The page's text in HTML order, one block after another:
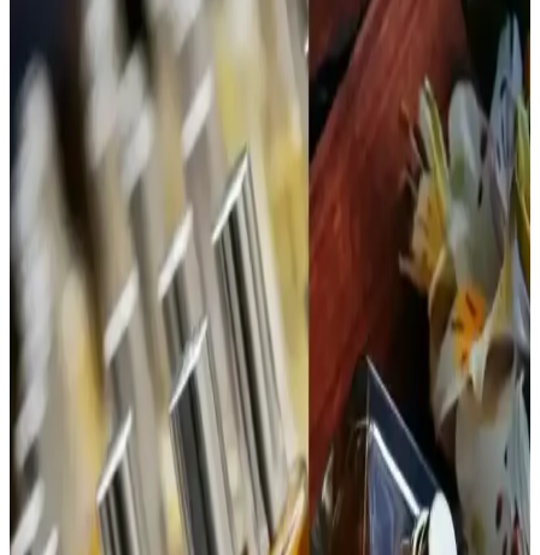
Calvin Klein Contradiction Edp 100 Ml Kadın
Parfümü: Modern ve Kalıcı Çiçeksi Odunsu Koku
Calvin Klein'in Contradiction Edp 100 Ml kadın parfümü, ferah ve
odunsu notalarıyla gün boyu kalıcı, çok yönlü ve şık bir koku sunar,
günlük ve özel kullanımlar için ideal bir tercihtir.
ATTAR ESANS Zümrüt Esansı Doğal Hafif Parfüm
Roll-on 3ml Türkiye Menşei
ATTAR ESANS Zümrüt Esansı, doğal içerikli, hafif ve ferahlatıcı
roll-on parfüm, taşınabilir ve kullanımı kolay, uzun ömürlü, Türkiye
menşei, hassas ciltlere uygun, günlük kullanım için ideal.
Bargello 384 Kadın Parfüm: Aromatik ve Ferah
Koku ile Günlük Şıklık
Bargello 384 Kadın Parfüm, 50 ml'lik şişesiyle uzun süre kalıcılık
sağlayan, ferah ve hafif aromatik yapısıyla günlük kullanım için
ideal bir seçenektir.
Jean Paul Gaultier La Belle Paradise Garden
Parfümü: Koku Profili ve Kullanıcı Yorumları